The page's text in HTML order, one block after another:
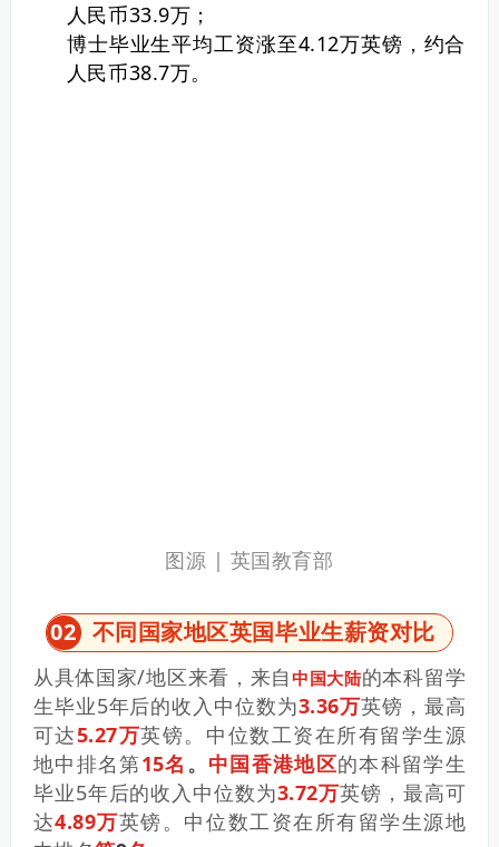
人民币33.9万；
博士毕业生平均工资涨至4.12万英镑，约合
人民币38.7万。
图源 | 英国教育部
02 不同国家地区英国毕业生薪资对比
从具体国家/地区来看，来自 中国大陆的本科留学
生毕业5年后的收入中位数为3.36万英镑，最高
可达5.27万英镑。中位数工资在所有留学生源
地中排名第15名 。 中国香港地区的本科留学生
毕业5年后的收入中位数为3.72万英镑，最高可
达4.89万英镑。中位数工资在所有留学生源地